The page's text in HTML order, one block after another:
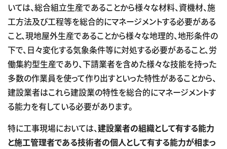
いては、総合組立生産であることから様々な材料、資機材、施
工方法及び工程等を総合的にマネージメントする必要がある
こと、現地屋外生産であることから様々な地理的、地形条件の
下で、日々変化する気象条件等に対処する必要があること、労
働集約型生産であり、下請業者を含めた様々な技能を持った
多数の作業員を使って作り出すといった特性があることから、
建設業者はこれら建設業の特性を総合的にマネージメントす
る能力を有している必要があります。
特に工事現場においては、建設業者の組織として有する能力
と施工管理者である技術者の個人として有する能力が相まっ